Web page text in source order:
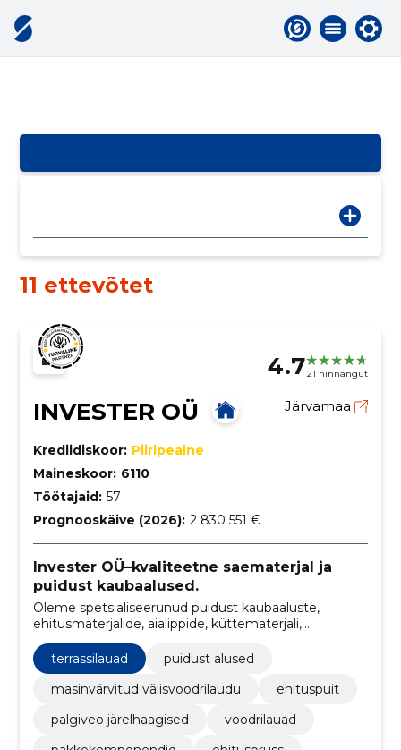
11 ettevõtet
4.721 hinnangut
INVESTER OÜ Järvamaa
Krediidiskoor: Piiripealne
Maineskoor: 6110
Töötajaid: 57
Prognooskäive (2026): 2 830 551 €
Invester OÜ–kvaliteetne saematerjal ja
puidust kaubaalused.
Oleme spetsialiseerunud puidust kaubaaluste,
ehitusmaterjalide, aialippide, küttematerjali,
saematerjali ning muude puidutoodete tootmisele ja
müügile.
terrassilauad
puidust alused
masinvärvitud välisvoodrilaudu
ehituspuit
palgiveo järelhaagised
voodrilauad